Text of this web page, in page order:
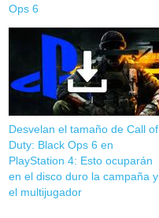
Ops 6
Desvelan el tamaño de Call of
Duty: Black Ops 6 en
PlayStation 4: Esto ocuparán
en el disco duro la campaña y
el multijugador